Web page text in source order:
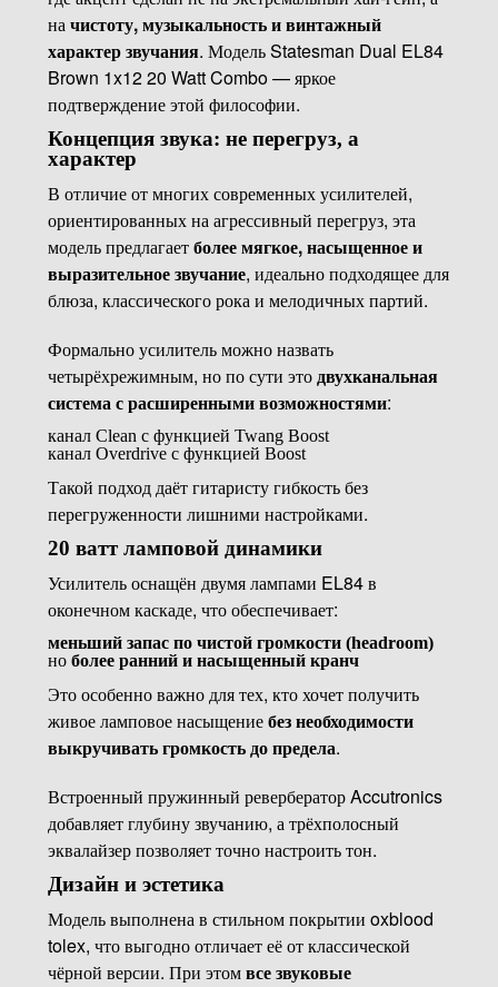
начистоту, музыкальность и винтажный
характер звучания. Модель Statesman Dual EL84
Brown 1x12 20 Watt Combo — яркое
подтверждение этой философии.
Концепция звука: не перегруз, а
характер
В отличие от многих современных усилителей,
ориентированных на агрессивный перегруз, эта
модель предлагаетболее мягкое, насыщенное и
выразительное звучание, идеально подходящее для
блюза, классического рока и мелодичных партий.
Формально усилитель можно назвать
четырёхрежимным, но по сути этодвухканальная
система с расширенными возможностями:
канал Clean с функцией Twang Boost
канал Overdrive с функцией Boost
Такой подход даёт гитаристу гибкость без
перегруженности лишними настройками.
20 ватт ламповой динамики
Усилитель оснащён двумя лампами EL84 в
оконечном каскаде, что обеспечивает:
меньший запас по чистой громкости (headroom)
но более ранний и насыщенный кранч
Это особенно важно для тех, кто хочет получить
живое ламповое насыщениебез необходимости
выкручивать громкость до предела.
Встроенный пружинный ревербератор Accutronics
добавляет глубину звучанию, а трёхполосный
эквалайзер позволяет точно настроить тон.
Дизайн и эстетика
Модель выполнена в стильном покрытии oxblood
tolex, что выгодно отличает её от классической
чёрной версии. При этомвсе звуковые